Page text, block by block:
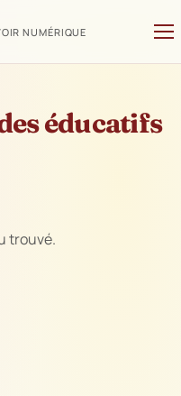
NUMÉRIQUE
éducatifs
trouvé.